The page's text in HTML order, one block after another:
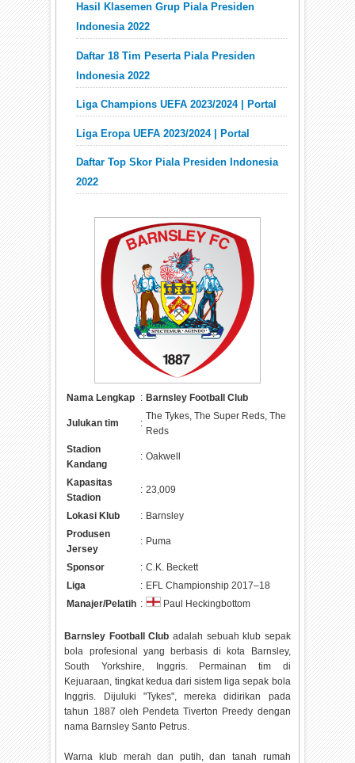
Hasil Klasemen Grup Piala Presiden
Indonesia 2022
Daftar 18 Tim Peserta Piala Presiden
Indonesia 2022
Liga Champions UEFA 2023/2024 | Portal
Liga Eropa UEFA 2023/2024 | Portal
Daftar Top Skor Piala Presiden Indonesia
2022
Nama Lengkap : Barnsley Football Club
Julukan tim :
The Tykes, The Super Reds, The
Reds
Stadion
Kandang
: Oakwell
Kapasitas
Stadion
: 23,009
Lokasi Klub : Barnsley
Produsen
Jersey
: Puma
Sponsor : C.K. Beckett
Liga
: EFL Championship 2017–18
Manajer/Pelatih : Paul Heckingbottom
Barnsley Football Club adalah sebuah klub sepak
bola profesional yang berbasis di kota Barnsley,
South Yorkshire, Inggris. Permainan tim di
Kejuaraan, tingkat kedua dari sistem liga sepak bola
Inggris. Dijuluki "Tykes", mereka didirikan pada
tahun 1887 oleh Pendeta Tiverton Preedy dengan
nama Barnsley Santo Petrus.
Warna klub merah dan putih, dan tanah rumah